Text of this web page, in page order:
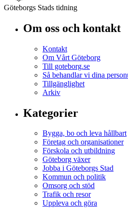
Göteborgs Stads tidning
Om oss och kontakt
Kontakt
Om Vårt Göteborg
Till goteborg.se
Så behandlar vi dina
Tillgänglighet
Arkiv
Kategorier
Bygga, bo och leva hållbart
Företag och organisationer
Förskola och utbildning
Göteborg växer
Jobba i Göteborgs Stad
Kommun och politik
Omsorg och stöd
Trafik och resor
Uppleva och göra